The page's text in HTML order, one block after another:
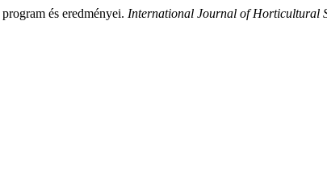
és eredményei. International Journal of Horticultural